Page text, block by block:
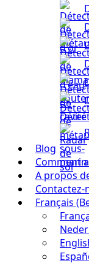
Blog
Comment
A propos
Contactez-
Français